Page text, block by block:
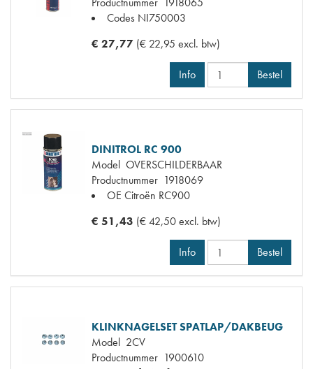
Codes NI750003
€ 27,77 (€ 22,95 excl. btw)
Info Bestel
DINITROL RC 900
Model OVERSCHILDERBAAR
Productnummer 1918069
OE Citroën RC900
€ 51,43 (€ 42,50 excl. btw)
Info Bestel
KLINKNAGELSET SPATLAP/DAKBEUG
Model 2CV
Productnummer 1900610